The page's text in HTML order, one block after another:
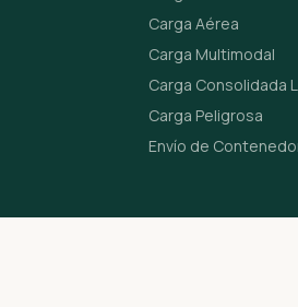
Carga Aérea
Carga Multimodal
Carga Consolidada
Carga Peligrosa
Envío de